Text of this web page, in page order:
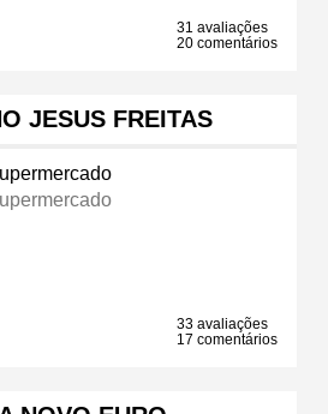
31 avaliações
20 comentários
JESUS FREITAS
33 avaliações
17 comentários